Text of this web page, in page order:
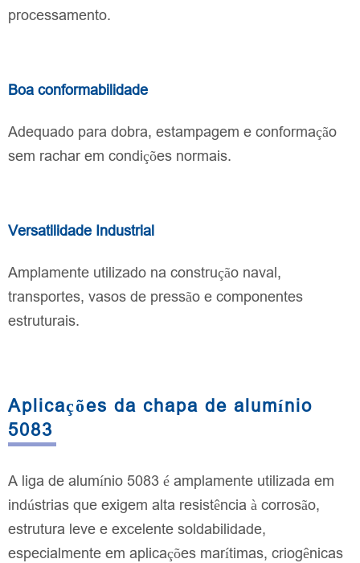
processamento.
Boa conformabilidade
Adequado para dobra, estampagem e conformação
sem rachar em condições normais.
Versatilidade Industrial
Amplamente utilizado na construção naval,
transportes, vasos de pressão e componentes
estruturais.
Aplicações da chapa de alumínio
5083
A liga de alumínio 5083 é amplamente utilizada em
indústrias que exigem alta resistência à corrosão,
estrutura leve e excelente soldabilidade,
especialmente em aplicações marítimas, criogênicas